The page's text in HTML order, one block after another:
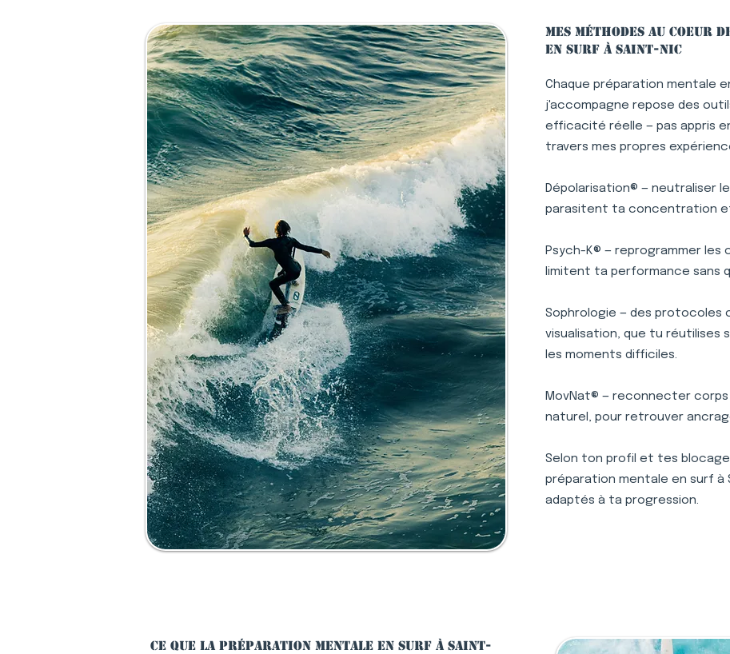
Mes méthodes au coeur
en surf à Saint-Nic
Chaque préparation mentale
j'accompagne repose des
efficacité réelle — pas appris
travers mes propres
Dépolarisation® — neutraliser
parasitent ta concentration
Psych-K® — reprogrammer
limitent ta performance sans
Sophrologie — des
visualisation, que tu réutilises
les moments difficiles.
MovNat® — reconnecter
naturel, pour retrouver
Selon ton profil et tes
préparation mentale en surf à
adaptés à ta progression.
Ce que la préparation mentale en surf à Saint-